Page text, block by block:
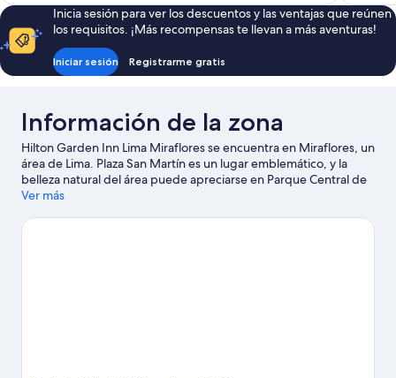
de
US$ 108
Inicia sesión para ver los descuentos y las ventajas que reúnen
los requisitos. ¡Más recompensas te llevan a más aventuras!
Iniciar sesión Registrarme gratis
Información de la zona
Hilton Garden Inn Lima Miraflores se encuentra en Miraflores, un
área de Lima. Plaza San Martín es un lugar emblemático, y la
belleza natural del área puede apreciarse en Parque Central de
Miraflores y Costa Verde. ¿Quieres asistir a un evento o partido
actividades de Estadio Nacional.
Ver más